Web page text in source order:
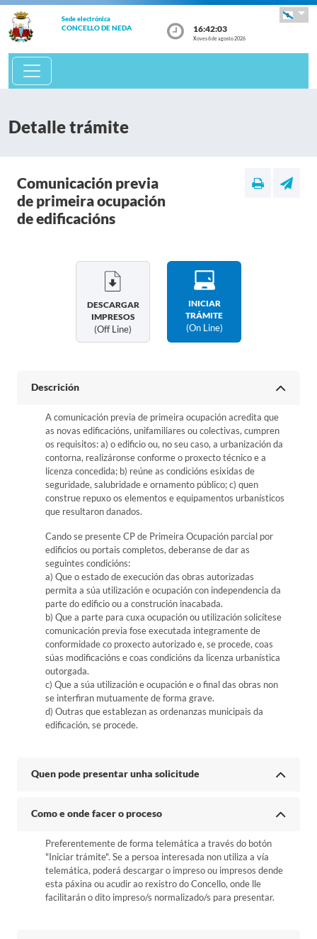
Sede electrónica
CONCELLO DE NEDA 16:42:03
Xoves 6 de agosto 2026
Detalle trámite
Comunicación previa
de primeira ocupación
de edificacións
DESCARGAR
IMPRESOS
(off Line)
INICIAR
TRÁMITE
(on Line)
Descrición
A comunicación previa de primeira ocupación acredita que
as novas edificacións, unifamiliares ou colectivas, cumpren
os requisitos: a) o edificio ou, no seu caso, a urbanización da
contorna, realizáronse conforme o proxecto técnico e a
licenza concedida; b) reúne as condicións esixidas de
seguridade, salubridade e ornamento público; c) quen
construe repuxo os elementos e equipamentos urbanísticos
que resultaron danados.
Cando se presente CP de Primeira Ocupación parcial por
edificios ou portais completos, deberanse de dar as
seguintes condicións:
a) Que o estado de execución das obras autorizadas
permita a súa utilización e ocupación con independencia da
parte do edificio ou a construción inacabada.
b) Que a parte para cuxa ocupación ou utilización solicítese
comunicación previa fose executada integramente de
conformidade co proxecto autorizado e, se procede, coas
súas modificacións e coas condicións da licenza urbanística
outorgada.
c) Que a súa utilización e ocupación e o final das obras non
se interfiran mutuamente de forma grave.
d) Outras que establezan as ordenanzas municipais da
edificación, se procede.
Quen pode presentar unha solicitude
Como e onde facer o proceso
Preferentemente de forma telemática a través do botón
"Iniciar trámite". Se a persoa interesada non utiliza a vía
telemática, poderá descargar o impreso ou impresos dende
esta páxina ou acudir ao rexistro do Concello, onde lle
facilitarán o dito impreso/s normalizado/s para presentar.